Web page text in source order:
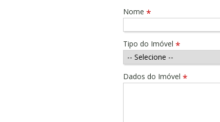
Nome *
Tipo do Imóvel *
Dados do Imóvel *